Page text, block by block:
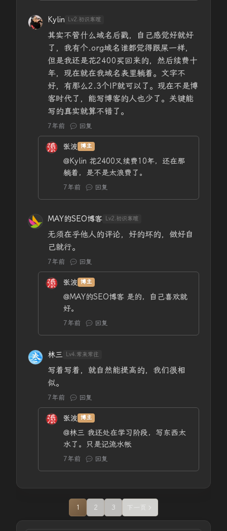
Kylin Lv2.初识寒暄
其实不管什么域名后戳，自己感觉好就好
了，我有个.org域名谁都觉得跟屎一样，
但是我还是花2400买回来的，然后续费十
年，现在就在我域名表里躺着。文字不
好，有那么2.3个IP就可以了。现在不是博
客时代了，能写博客的人也少了。关键能
写的真实就算不错了。
7年前 回复
张波 博主
@Kylin 花2400又续费10年，还在那
躺着，是不是太浪费了。
7年前 回复
MAY的SEO博客 Lv2.初识寒暄
无须在乎他人的评论，好的坏的，做好自
己就行。
7年前 回复
张波 博主
@MAY的SEO博客 是的，自己喜欢就
好。
7年前 回复
林三 Lv4.常来常往
写着写着，就自然能提高的，我们很相
似。
7年前 回复
张波 博主
@林三 我还处在学习阶段，写东西太
水了。只是记流水帐
7年前 回复
1 2 3 下一页